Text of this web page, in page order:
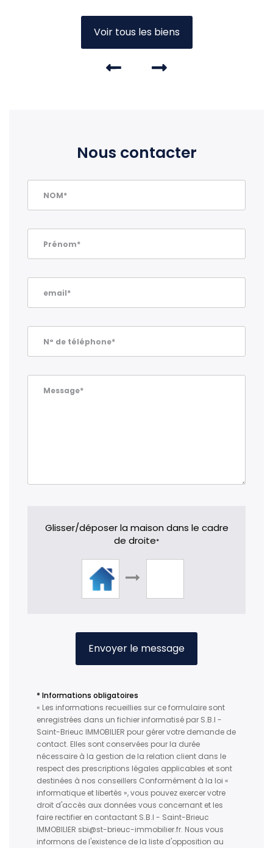
Voir tous les biens
Nous contacter
NOM*
Prénom*
email*
N° de téléphone*
Message*
Glisser/déposer la maison dans le cadre
de droite*
Envoyer le message
* Informations obligatoires
« Les informations recueillies sur ce formulaire sont
enregistrées dans un fichier informatisé par S.B.I -
Saint-Brieuc IMMOBILIER pour gérer votre demande de
contact. Elles sont conservées pour la durée
nécessaire à la gestion de la relation client dans le
respect des prescriptions légales applicables et sont
destinées à nos conseillers Conformément à la loi «
informatique et libertés », vous pouvez exercer votre
droit d'accès aux données vous concernant et les
faire rectifier en contactant S.B.I - Saint-Brieuc
IMMOBILIER sbi@st-brieuc-immobilier.fr. Nous vous
informons de l'existence de la liste d'opposition au